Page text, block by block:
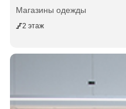
Магазины одежды
2 этаж